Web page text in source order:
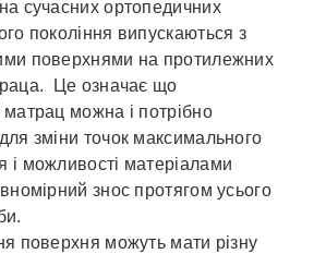
сучасних ортопедичних
покоління випускаються з
поверхнями на протилежних
Це означає що
матрац можна і потрібно
зміни точок максимального
і можливості матеріалами
знос протягом усього
поверхня можуть мати різну